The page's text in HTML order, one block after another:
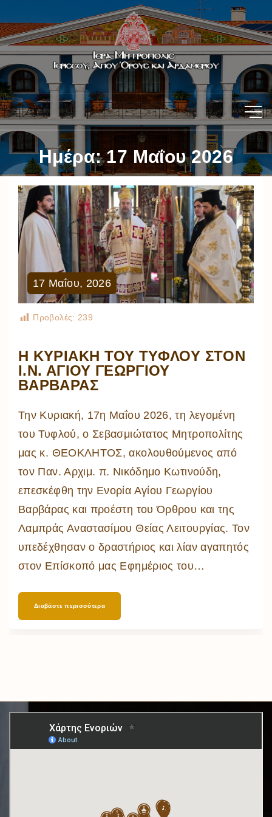
Ημέρα:17 Μαΐου 2026
17 Μαΐου, 2026
Προβολές: 239
Η ΚΥΡΙΑΚΗ ΤΟΥ ΤΥΦΛΟΥ ΣΤΟΝ
Ι.Ν. ΑΓΙΟΥ ΓΕΩΡΓΙΟΥ
ΒΑΡΒΑΡΑΣ
Την Κυριακή, 17η Μαΐου 2026, τη λεγομένη
του Τυφλού, ο Σεβασμιώτατος Μητροπολίτης
μας κ. ΘΕΟΚΛΗΤΟΣ, ακολουθούμενος από
τον Παν. Αρχιμ. π. Νικόδημο Κωτινούδη,
επεσκέφθη την Ενορία Αγίου Γεωργίου
Βαρβάρας και προέστη του Όρθρου και της
Λαμπράς Αναστασίμου Θείας Λειτουργίας. Τον
υπεδέχθησαν ο δραστήριος και λίαν αγαπητός
στον Επίσκοπό μας Εφημέριος του…
Διαβάστε περισσότερα